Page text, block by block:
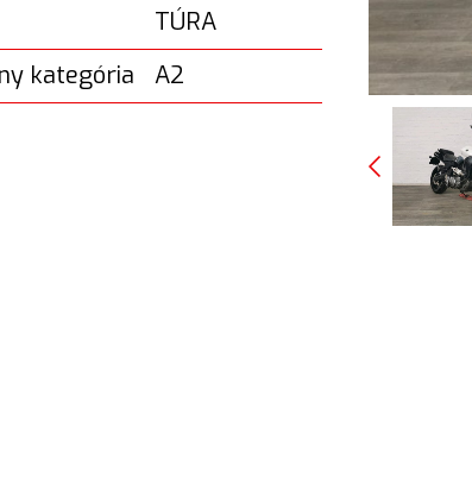
TÚRA
kategória
A2